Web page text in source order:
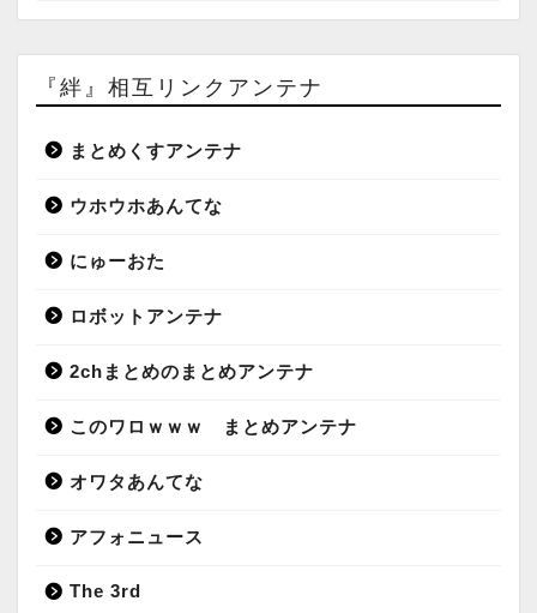
『絆』相互リンクアンテナ
まとめくすアンテナ
ウホウホあんてな
にゅーおた
ロボットアンテナ
2chまとめのまとめアンテナ
このワロｗｗｗ まとめアンテナ
オワタあんてな
アフォニュース
The 3rd